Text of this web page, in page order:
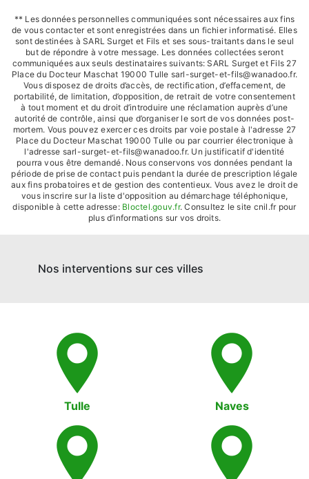
** Les données personnelles communiquées sont nécessaires aux fins
de vous contacter et sont enregistrées dans un fichier informatisé. Elles
sont destinées à SARL Surget et Fils et ses sous-traitants dans le seul
but de répondre à votre message. Les données collectées seront
communiquées aux seuls destinataires suivants: SARL Surget et Fils 27
Place du Docteur Maschat 19000 Tulle sarl-surget-et-fils@wanadoo.fr.
Vous disposez de droits d’accès, de rectification, d’effacement, de
portabilité, de limitation, d’opposition, de retrait de votre consentement
à tout moment et du droit d’introduire une réclamation auprès d’une
autorité de contrôle, ainsi que d’organiser le sort de vos données post-
mortem. Vous pouvez exercer ces droits par voie postale à l'adresse 27
Place du Docteur Maschat 19000 Tulle ou par courrier électronique à
l'adresse sarl-surget-et-fils@wanadoo.fr. Un justificatif d'identité
pourra vous être demandé. Nous conservons vos données pendant la
période de prise de contact puis pendant la durée de prescription légale
aux fins probatoires et de gestion des contentieux. Vous avez le droit de
vous inscrire sur la liste d'opposition au démarchage téléphonique,
disponible à cette adresse: Bloctel.gouv.fr. Consultez le site cnil.fr pour
plus d’informations sur vos droits.
Nos interventions sur ces villes
Tulle Naves